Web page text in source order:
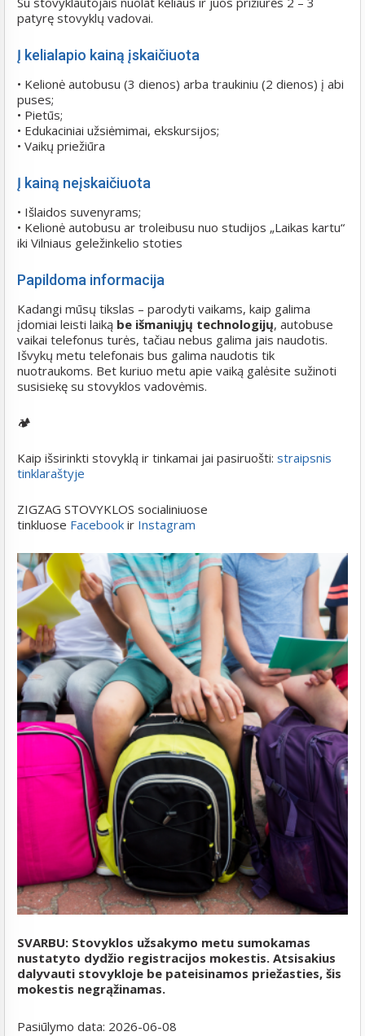
patyrę stovyklų vadovai.
Į kelialapio kainą įskaičiuota
• Kelionė autobusu (3 dienos) arba traukiniu (2 dienos) į abi
puses;
• Pietūs;
• Edukaciniai užsiėmimai, ekskursijos;
• Vaikų priežiūra
Į kainą neįskaičiuota
• Išlaidos suvenyrams;
• Kelionė autobusu ar troleibusu nuo studijos „Laikas kartu“
iki Vilniaus geležinkelio stoties
Papildoma informacija
Kadangi mūsų tikslas – parodyti vaikams, kaip galima
įdomiai leisti laiką be išmaniųjų technologijų, autobuse
vaikai telefonus turės, tačiau nebus galima jais naudotis.
Išvykų metu telefonais bus galima naudotis tik
nuotraukoms. Bet kuriuo metu apie vaiką galėsite sužinoti
susisiekę su stovyklos vadovėmis.
🏕️
Kaip išsirinkti stovyklą ir tinkamai jai pasiruošti: straipsnis
tinklaraštyje
ZIGZAG STOVYKLOS socialiniuose
tinkluose Facebook ir Instagram
SVARBU: Stovyklos užsakymo metu sumokamas
nustatyto dydžio registracijos mokestis. Atsisakius
dalyvauti stovykloje be pateisinamos priežasties, šis
mokestis negrąžinamas.
Pasiūlymo data: 2026-06-08